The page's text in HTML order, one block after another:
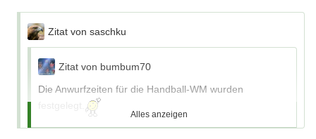
Zitat von saschku
Zitat von bumbum70
Die Anwurfzeiten für die Handball-WM wurden
Alles anzeigen